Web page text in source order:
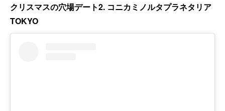
クリスマスの穴場デート2. コニカミノルタプラネタリア
TOKYO